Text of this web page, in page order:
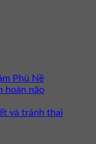
Phù Nề
hoàn não
và tránh thai